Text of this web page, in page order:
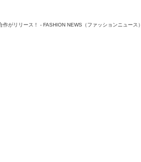
がリリース！ - FASHION NEWS（ファッションニュース）